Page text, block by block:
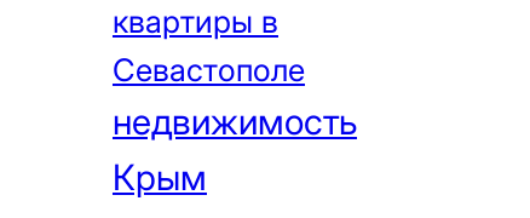
квартиры в
Севастополе
недвижимость
Крым